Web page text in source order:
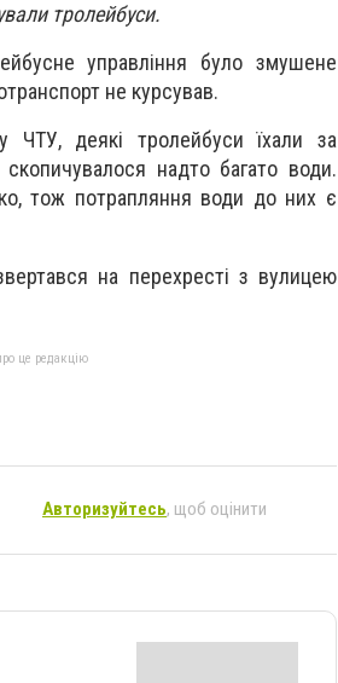
тролейбуси.
управління було змушене
не курсував.
деякі тролейбуси їхали за
надто багато води.
тож потрапляння води до них є
на перехресті з вулицею
це редакцію
Авторизуйтесь, щоб оцінити